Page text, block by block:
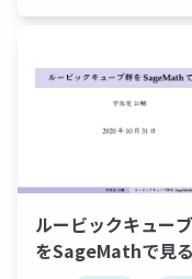
ルービックキュー
をSageMathで見る